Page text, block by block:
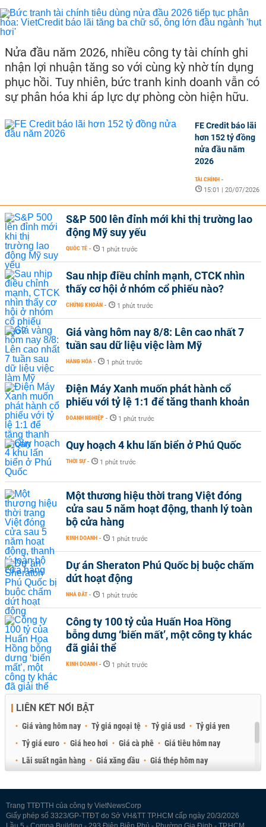
Nửa đầu năm 2026, nhiều công ty tài chính ghi
nhận lợi nhuận tăng so với cùng kỳ nhờ tín dụng
phục hồi. Tuy nhiên, bức tranh kinh doanh vẫn có
sự phân hóa khi áp lực dự phòng còn hiện hữu.
FE Credit báo lãi
hơn 152 tỷ đồng
nửa đầu năm
2026
TÀI CHÍNH -
15:01 | 20/07/2026
S&P 500 lên đỉnh mới khi thị trường lao
động Mỹ suy yếu
QUỐC TẾ - 1 phút trước
Sau nhịp điều chỉnh mạnh, CTCK nhìn
thấy cơ hội ở nhóm cổ phiếu nào?
CHỨNG KHOÁN - 1 phút trước
Giá vàng hôm nay 8/8: Lên cao nhất 7
tuần sau dữ liệu việc làm Mỹ
HÀNG HÓA - 1 phút trước
Điện Máy Xanh muốn phát hành cổ
phiếu với tỷ lệ 1:1 để tăng thanh khoản
DOANH NGHIỆP - 1 phút trước
Quy hoạch 4 khu lấn biển ở Phú Quốc
THỜI SỰ - 1 phút trước
Một thương hiệu thời trang Việt đóng
cửa sau 5 năm hoạt động, thanh lý toàn
bộ cửa hàng
KINH DOANH - 1 phút trước
Dự án Sheraton Phú Quốc bị buộc chấm
dứt hoạt động
NHÀ ĐẤT - 1 phút trước
Công ty 100 tỷ của Huấn Hoa Hồng
bỗng dưng ‘biến mất’, một công ty khác
đã giải thể
KINH DOANH - 1 phút trước
LIÊN KẾT NỔI BẬT
Giá vàng hôm nay Tỷ giá ngoại tệ Tỷ giá usd
Tỷ giá yen
Tỷ giá euro
Giá heo hơi Giá cà phê
Giá tiêu hôm nay
Lãi suất ngân hàng
Giá xăng dầu
Giá thép hôm nay
Trang TTĐTTH của công ty VietNewsCorp
Giấy phép số 3323/GP-TTĐT do Sở VH&TT TP.HCM cấp ngày 20/3/2026